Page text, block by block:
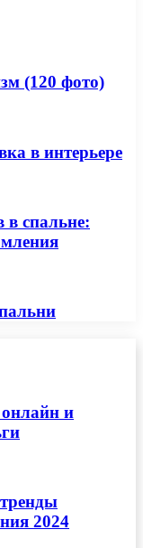
(120 фото)
в интерьере
спальне:
и
2024